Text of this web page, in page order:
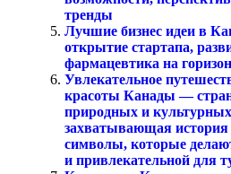
тренды
Лучшие бизнес идеи в
открытие стартапа,
фармацевтика на
Увлекательное
красоты Канады —
природных и
захватывающая
символы, которые
и привлекательной для